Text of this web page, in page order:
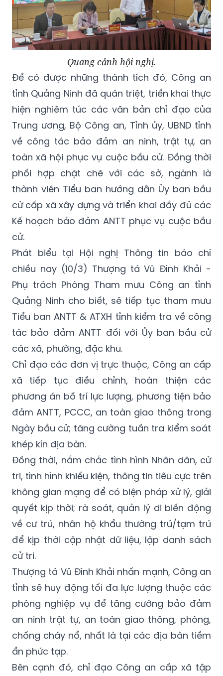
Quang cảnh hội nghị.
Để có được những thành tích đó, Công an
tỉnh Quảng Ninh đã quán triệt, triển khai thực
hiện nghiêm túc các văn bản chỉ đạo của
Trung ương, Bộ Công an, Tỉnh ủy, UBND tỉnh
về công tác bảo đảm an ninh, trật tự, an
toàn xã hội phục vụ cuộc bầu cử. Đồng thời
phối hợp chặt chẽ với các sở, ngành là
thành viên Tiểu ban hướng dẫn Ủy ban bầu
cử cấp xã xây dựng và triển khai đầy đủ các
Kế hoạch bảo đảm ANTT phục vụ cuộc bầu
cử.
Phát biểu tại Hội nghị Thông tin báo chí
chiều nay (10/3) Thượng tá Vũ Đình Khải -
Phụ trách Phòng Tham mưu Công an tỉnh
Quảng Ninh cho biết, sẽ tiếp tục tham mưu
Tiểu ban ANTT & ATXH tỉnh kiểm tra về công
tác bảo đảm ANTT đối với Ủy ban bầu cử
các xã, phường, đặc khu.
Chỉ đạo các đơn vị trực thuộc, Công an cấp
xã tiếp tục điều chỉnh, hoàn thiện các
phương án bố trí lực lượng, phương tiện bảo
đảm ANTT, PCCC, an toàn giao thông trong
Ngày bầu cử; tăng cường tuần tra kiểm soát
khép kín địa bàn.
Đồng thời, nắm chắc tình hình Nhân dân, cử
tri, tình hình khiếu kiện, thông tin tiêu cực trên
không gian mạng để có biện pháp xử lý, giải
quyết kịp thời; rà soát, quản lý di biến động
về cư trú, nhân hộ khẩu thường trú/tạm trú
để kịp thời cập nhật dữ liệu, lập danh sách
cử tri.
Thượng tá Vũ Đình Khải nhấn mạnh, Công an
tỉnh sẽ huy động tối đa lực lượng thuộc các
phòng nghiệp vụ để tăng cường bảo đảm
an ninh trật tự, an toàn giao thông, phòng,
chống cháy nổ, nhất là tại các địa bàn tiềm
ẩn phức tạp.
Bên cạnh đó, chỉ đạo Công an cấp xã tập